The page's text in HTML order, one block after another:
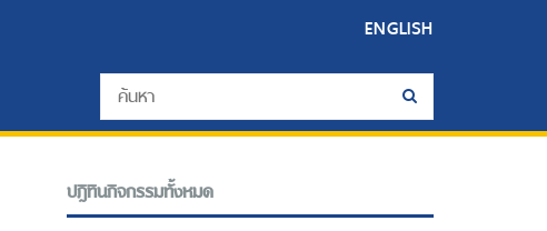
ENGLISH
ปฎิทินกิจกรรมทั้งหมด